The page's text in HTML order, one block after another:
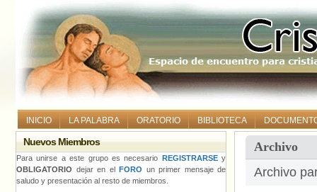
INICIO LA PALABRA ORATORIO BIBLIOTECA
Archivo
Archivo
Nuevos Miembros
Para unirse a este grupo es necesario REGISTRARSEy
OBLIGATORIO dejar en el FORO un primer mensaje de
saludo y presentación al resto de miembros.